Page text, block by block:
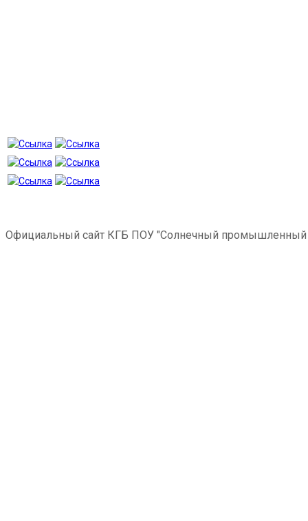
Официальный сайт КГБ ПОУ "Солнечный промышленный